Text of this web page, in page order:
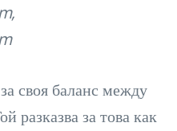
своя баланс между
разказва за това как